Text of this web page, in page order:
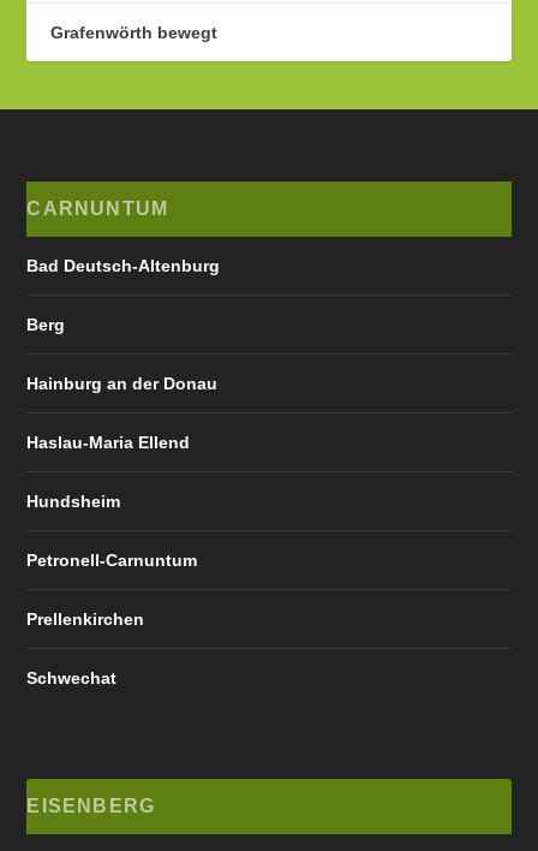
Grafenwörth bewegt
CARNUNTUM
Bad Deutsch-Altenburg
Berg
Hainburg an der Donau
Haslau-Maria Ellend
Hundsheim
Petronell-Carnuntum
Prellenkirchen
Schwechat
EISENBERG